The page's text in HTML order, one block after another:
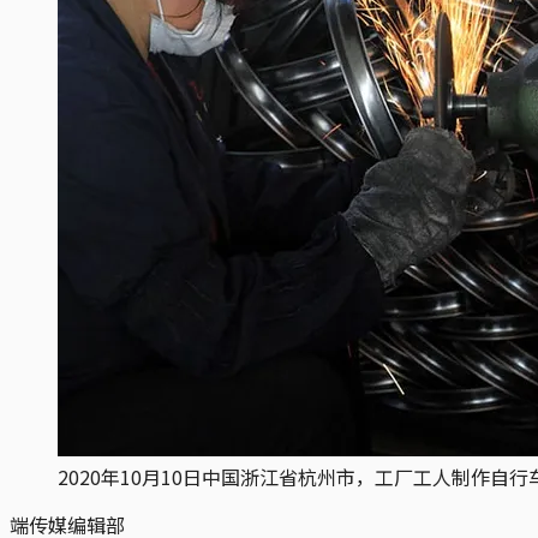
2020年10月10日中国浙江省杭州市，工厂工人制作自行
端传媒编辑部